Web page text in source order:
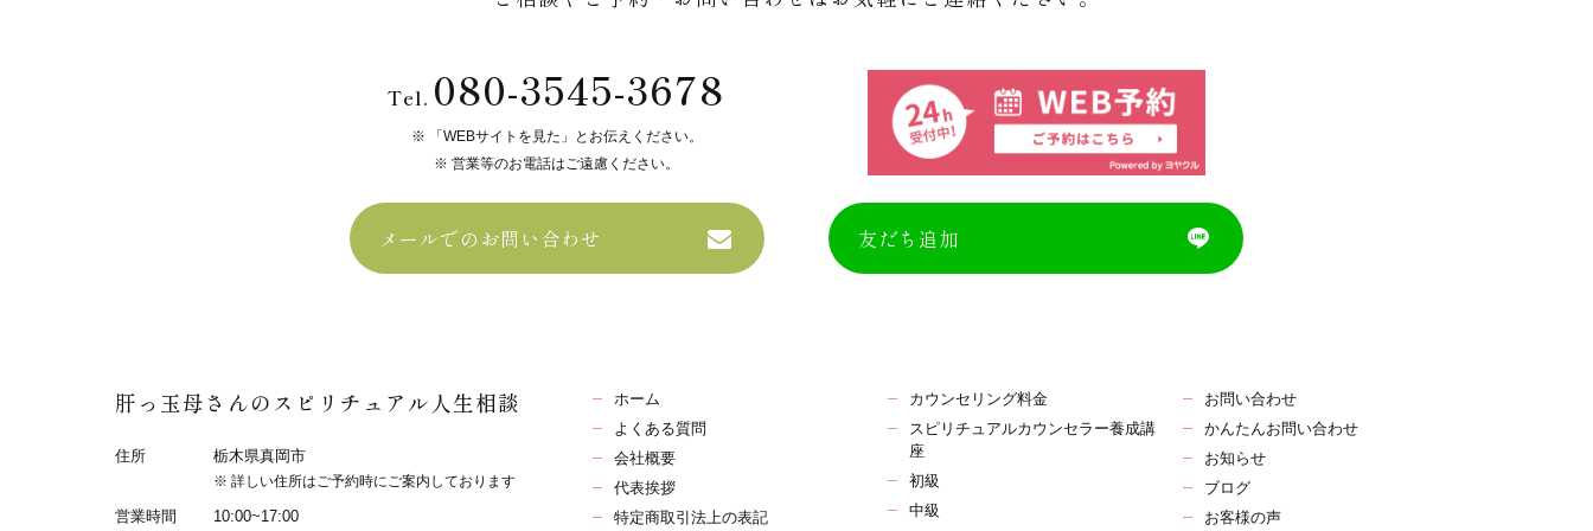
Tel. 080-3545-3678
「WEBサイトを見た」とお伝えください。
営業等のお電話はご遠慮ください。
メールでのお問い合わせ 友だち追加
肝っ玉母さんのスピリチュアル人生相談
住所 栃木県真岡市
詳しい住所はご予約時にご案内しております
営業時間 10:00~17:00
ホーム
よくある質問
会社概要
代表挨拶
特定商取引法上の表記
カウンセリング料金
スピリチュアルカウンセラー養成講
座
初級
中級
お問い合わせ
かんたんお問い合わせ
お知らせ
ブログ
お客様の声